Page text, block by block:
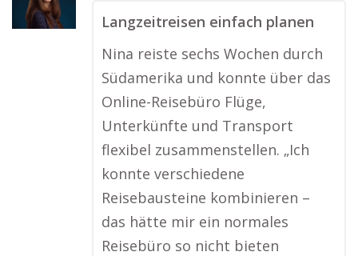
Langzeitreisen einfach planen
Nina reiste sechs Wochen durch
Südamerika und konnte über das
Online-Reisebüro Flüge,
Unterkünfte und Transport
flexibel zusammenstellen. „Ich
konnte verschiedene
Reisebausteine kombinieren –
das hätte mir ein normales
Reisebüro so nicht bieten